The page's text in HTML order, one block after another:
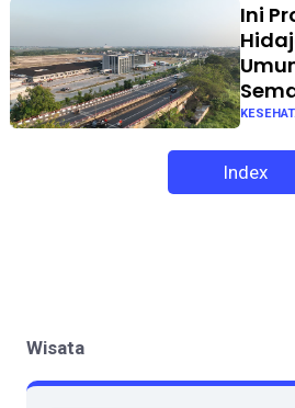
Ini
Index
Wisata